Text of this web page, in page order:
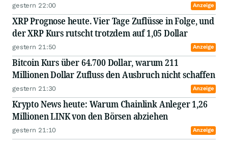
gestern 22:00 Anzeige
XRP Prognose heute. Vier Tage Zuflüsse in Folge, und
der XRP Kurs rutscht trotzdem auf 1,05 Dollar
gestern 21:50 Anzeige
Bitcoin Kurs über 64.700 Dollar, warum 211
Millionen Dollar Zufluss den Ausbruch nicht schaffen
gestern 21:30 Anzeige
Krypto News heute: Warum Chainlink Anleger 1,26
Millionen LINK von den Börsen abziehen
gestern 21:10 Anzeige